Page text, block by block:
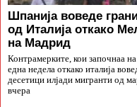
Шпанија воведе
од Италија откако
на Мадрид
Контрамерките, кои започнаа
една недела откако италија
десетици илјади мигранти од
вчера